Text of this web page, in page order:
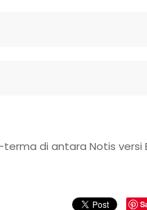
di antara Notis versi